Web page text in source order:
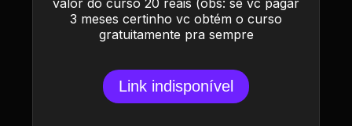
valor do curso 20 reais (obs: se vc pagar
3 meses certinho vc obtém o curso
gratuitamente pra sempre
Link indisponível